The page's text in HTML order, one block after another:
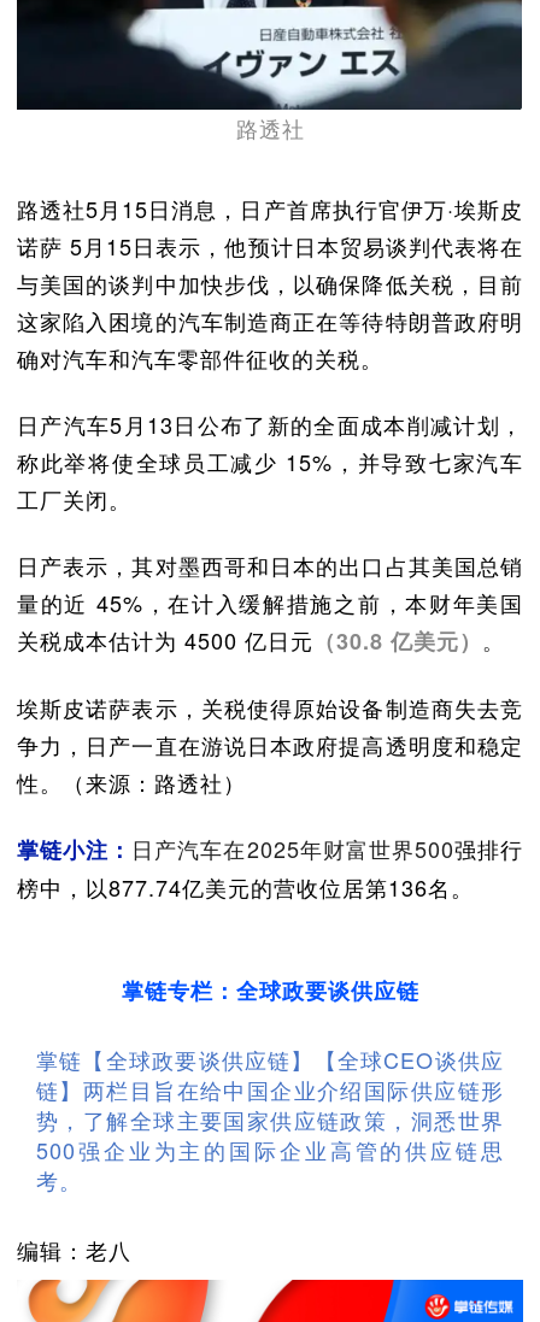
路透社
路透社5月15日消息，日产首席执行官伊万·埃斯皮
诺萨 5月15日表示，他预计日本贸易谈判代表将在
与美国的谈判中加快步伐，以确保降低关税，目前
这家陷入困境的汽车制造商正在等待特朗普政府明
确对汽车和汽车零部件征收的关税。
日产汽车5月13日公布了新的全面成本削减计划，
称此举将使全球员工减少 15%，并导致七家汽车
工厂关闭。
日产表示，其对墨西哥和日本的出口占其美国总销
量的近 45%，在计入缓解措施之前，本财年美国
关税成本估计为 4500 亿日元 （30.8 亿美元） 。
埃斯皮诺萨表示，关税使得原始设备制造商失去竞
争力，日产一直在游说日本政府提高透明度和稳定
性。（来源：路透社）
掌链小注： 日产汽车在2025年财富世界500强排行
榜中，以877.74亿美元的营收位居第136名。
掌链专栏：全球政要谈供应链
掌链【全球政要谈供应链】【全球CEO谈供应
链】两栏目旨在给中国企业介绍国际供应链形
势，了解全球主要国家供应链政策，洞悉世界
500强企业为主的国际企业高管的供应链思
考。
编辑：老八